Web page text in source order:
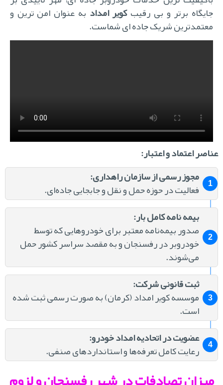
جایگاه برتر و بی رقیبکویر امدادبه عنوان امن ترین و
معتمدترین شریک جاده ای شماست.
اعتماد و اعتبار:
مجوز رسمی از سازمان راهداری:
فعالیت در حوزه حمل و نقل و جابجایی جاده‌ای.
بیمه ‌نامه کامل بار:
صدور بیمه‌نامه معتبر برای خودروهایی که توسط
خودروبر در رفسنجان و به مقصد سراسر کشور حمل
می‌شوند.
ثبت قانونی شرکت:
موسسه کویر امداد (کرمان) به صورت رسمی ثبت شده
است.
عضویت در اتحادیه امداد خودرو:
رعایت کامل تعرفه‌ها و استانداردهای صنفی.